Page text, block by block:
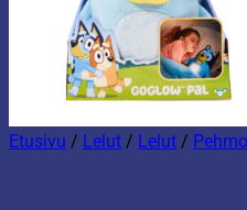
Etusivu / Lelut / Lelut /